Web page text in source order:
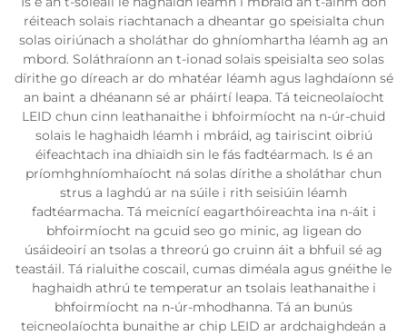
réiteach solais riachtanach a dheantar go speisialta chun
solas oiriúnach a sholáthar do ghníomhartha léamh ag an
mbord. Soláthraíonn an t-ionad solais speisialta seo solas
dírithe go díreach ar do mhatéar léamh agus laghdaíonn sé
an baint a dhéanann sé ar pháirtí leapa. Tá teicneolaíocht
LEID chun cinn leathanaithe i bhfoirmíocht na n-úr-chuid
solais le haghaidh léamh i mbráid, ag tairiscint oibriú
éifeachtach ina dhiaidh sin le fás fadtéarmach. Is é an
príomhghníomhaíocht ná solas dírithe a sholáthar chun
strus a laghdú ar na súile i rith seisiúin léamh
fadtéarmacha. Tá meicnící eagarthóireachta ina n-áit i
bhfoirmíocht na gcuid seo go minic, ag ligean do
úsáideoirí an tsolas a threorú go cruinn áit a bhfuil sé ag
teastáil. Tá rialuithe coscail, cumas diméala agus gnéithe le
haghaidh athrú te temperatur an tsolais leathanaithe i
bhfoirmíocht na n-úr-mhodhanna. Tá an bunús
teicneolaíochta bunaithe ar chip LEID ar ardchaighdeán a